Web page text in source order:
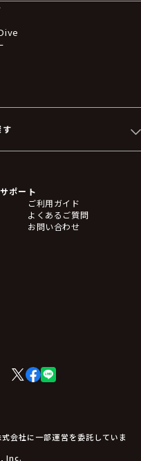
サポート
ご利用ガイド
よくあるご質問
お問い合わせ
X
(Twitter)
Facebook
LINE
社に一部運営を委託していま
Inc.